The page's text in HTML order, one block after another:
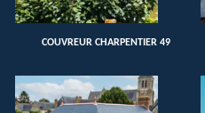
COUVREUR CHARPENTIER 49